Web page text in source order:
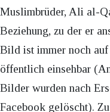
Muslimbrüder, Ali al-
Beziehung, zu der er
Bild ist immer noch
öffentlich einsehbar
Bilder wurden nach
Facebook gelöscht).